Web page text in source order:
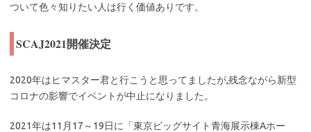
ついて色々知りたい人は行く価値ありです。
SCAJ2021開催決定
2020年はヒマスター君と行こうと思ってましたが,残念ながら新型
コロナの影響でイベントが中止になりました。
2021年は11月17～19日に「東京ビッグサイト青海展示棟Aホー